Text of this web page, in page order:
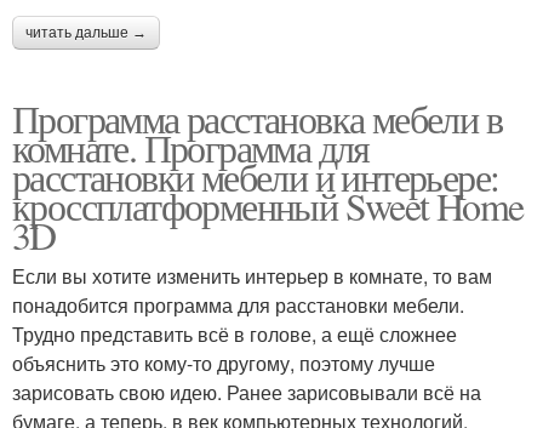
читать дальше →
Программа расстановка мебели в
комнате. Программа для
расстановки мебели и интерьере:
кроссплатформенный Sweet Home
3D
Если вы хотите изменить интерьер в комнате, то вам
понадобится программа для расстановки мебели.
Трудно представить всё в голове, а ещё сложнее
объяснить это кому-то другому, поэтому лучше
зарисовать свою идею. Ранее зарисовывали всё на
бумаге, а теперь, в век компьютерных технологий,